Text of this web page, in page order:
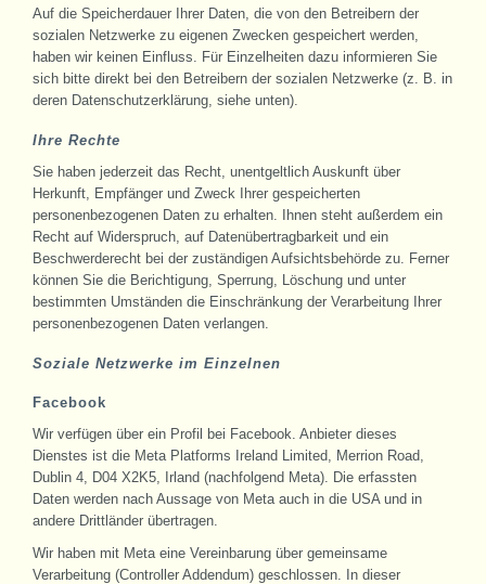
Auf die Speicherdauer Ihrer Daten, die von den Betreibern der
sozialen Netzwerke zu eigenen Zwecken gespeichert werden,
haben wir keinen Einfluss. Für Einzelheiten dazu informieren Sie
sich bitte direkt bei den Betreibern der sozialen Netzwerke (z. B. in
deren Datenschutzerklärung, siehe unten).
Ihre Rechte
Sie haben jederzeit das Recht, unentgeltlich Auskunft über
Herkunft, Empfänger und Zweck Ihrer gespeicherten
personenbezogenen Daten zu erhalten. Ihnen steht außerdem ein
Recht auf Widerspruch, auf Datenübertragbarkeit und ein
Beschwerderecht bei der zuständigen Aufsichtsbehörde zu. Ferner
können Sie die Berichtigung, Sperrung, Löschung und unter
bestimmten Umständen die Einschränkung der Verarbeitung Ihrer
personenbezogenen Daten verlangen.
Soziale Netzwerke im Einzelnen
Facebook
Wir verfügen über ein Profil bei Facebook. Anbieter dieses
Dienstes ist die Meta Platforms Ireland Limited, Merrion Road,
Dublin 4, D04 X2K5, Irland (nachfolgend Meta). Die erfassten
Daten werden nach Aussage von Meta auch in die USA und in
andere Drittländer übertragen.
Wir haben mit Meta eine Vereinbarung über gemeinsame
Verarbeitung (Controller Addendum) geschlossen. In dieser